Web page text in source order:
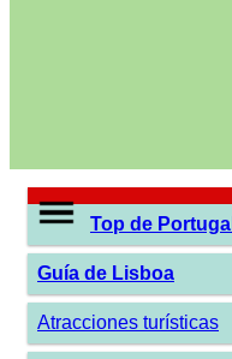
Top de Portugal
Guía de Lisboa
Atracciones turísticas